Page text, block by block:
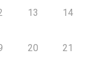
13 14
20 21